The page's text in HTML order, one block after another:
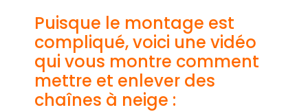
Puisque le montage est
compliqué, voici une vidéo
qui vous montre comment
mettre et enlever des
chaînes à neige :